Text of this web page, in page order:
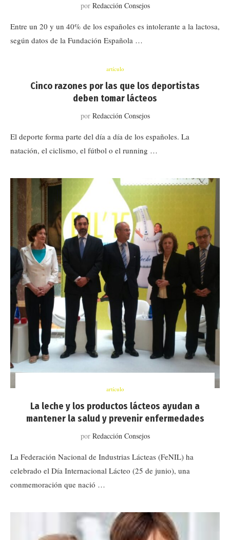
por Redacción Consejos
Entre un 20 y un 40% de los españoles es intolerante a la lactosa,
según datos de la Fundación Española …
artículo
Cinco razones por las que los deportistas
deben tomar lácteos
por Redacción Consejos
El deporte forma parte del día a día de los españoles. La
natación, el ciclismo, el fútbol o el running …
artículo
La leche y los productos lácteos ayudan a
mantener la salud y prevenir enfermedades
por Redacción Consejos
La Federación Nacional de Industrias Lácteas (FeNIL) ha
celebrado el Día Internacional Lácteo (25 de junio), una
conmemoración que nació …